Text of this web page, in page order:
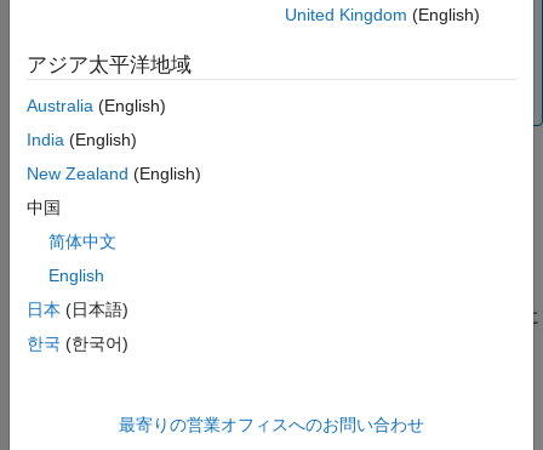
コントラスト調整ツールは、イメージを表示するために使
データは変更されません。イメージ データを変更するに
は、関数imadjust
imcontrast は、コントラスト調整ツールを別の Figure に作成
し、現在の Figure 内のグレースケール イメージと関連付けま
す。
例
imcontrast(
内のイメージに
関連付けられたコントラスト調整ツールを作成します。
United Kingdom (English)
アジア太平洋地域
Australia (English)
India (English)
New Zealand (English)
中国
简体中文
English
日本 (日本語)
한국 (한국어)
最寄りの営業オフィスへのお問い合わせ